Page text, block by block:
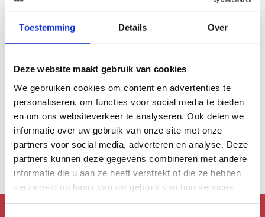
Toestemming Details Over
Deze website maakt gebruik van cookies
We gebruiken cookies om content en advertenties te
personaliseren, om functies voor social media te bieden
en om ons websiteverkeer te analyseren. Ook delen we
informatie over uw gebruik van onze site met onze
partners voor social media, adverteren en analyse. Deze
partners kunnen deze gegevens combineren met andere
informatie die u aan ze heeft verstrekt of die ze hebben
verzameld op basis van uw gebruik van hun services.
even een 'hickup'.
Anders kan je altijd even de zoekfunctie proberen?
Ofbekijk de agenda , die is altijd wel goed gevuld.
Of lees een artikel uitons archief.
Anders kan je altijd terug naar dehomepage.